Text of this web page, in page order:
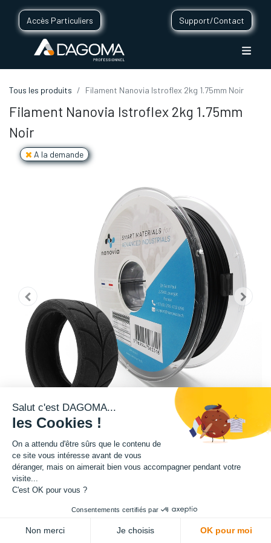
Accès Particuliers Support/Contact
Tous les produits Filament Nanovia Istroflex 2kg 1.75mm Noir
Filament Nanovia Istroflex 2kg 1.75mm
Noir
A la demande
Matière : Istroflex
Diamètre : 1.75 mm
Grammage : 2000 g
Salut c'est DAGOMA...
les Cookies !
On a attendu d'être sûrs que le contenu de
ce site vous intéresse avant de vous
déranger, mais on aimerait bien vous accompagner pendant votre
visite...
C'est OK pour vous ?
Consentements certifiés par
Non merci Je choisis OK pour moi